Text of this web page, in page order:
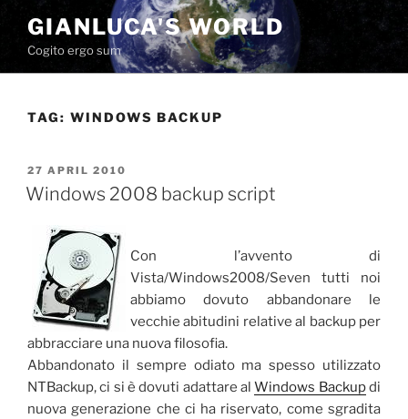
content
GIANLUCA'S WORLD
Cogito ergo sum
TAG: WINDOWS BACKUP
POSTED
ON
27 APRIL 2010
Windows 2008 backup script
Con l’avvento di
Vista/Windows2008/Seven tutti noi
abbiamo dovuto abbandonare le
vecchie abitudini relative al backup per
abbracciare una nuova filosofia.
Abbandonato il sempre odiato ma spesso utilizzato
NTBackup, ci si è dovuti adattare alWindows Backupdi
nuova generazione che ci ha riservato, come sgradita